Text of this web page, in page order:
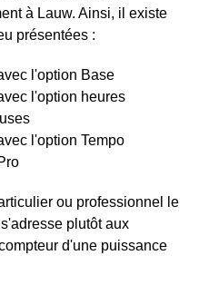
à Lauw. Ainsi, il existe
présentées :
l'option Base
l'option heures
l'option Tempo
ou professionnel le
plutôt aux
d'une puissance